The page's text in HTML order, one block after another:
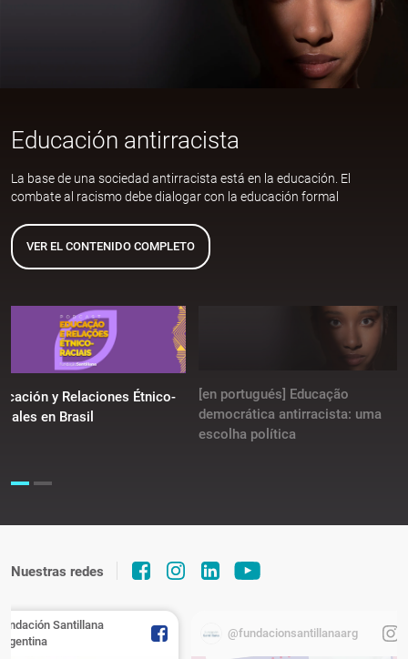
Educación antirracista
La base de una sociedad antirracista está en la educación. El
combate al racismo debe dialogar con la educación formal
VER EL CONTENIDO COMPLETO
y Relaciones Étnico-
en Brasil
[en portugués] Educação
democrática antirracista: uma
escolha política
Nuestras redes
Santillana
@fundacionsantillanaarg